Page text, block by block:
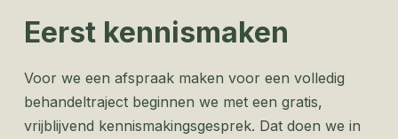
Eerst kennismaken
Voor we een afspraak maken voor een volledig
behandeltraject beginnen we met een gratis,
vrijblijvend kennismakingsgesprek. Dat doen we in